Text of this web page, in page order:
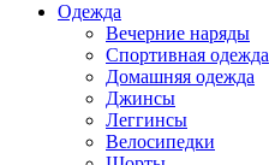
Одежда
Вечерние наряды
Спортивная одежда
Домашняя одежда
Джинсы
Леггинсы
Велосипедки